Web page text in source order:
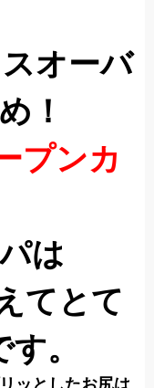
オーバ
！
プンカ
は
てとて
。
ッとしたお尻は